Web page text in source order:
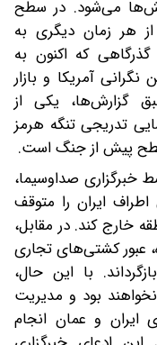
می‌شود. در سطح
هر زمان دیگری به
که اکنون به
آمریکا و بازار
گزارش‌ها، یکی از
تدریجی تنگه هرمز
پیش از جنگ است.
خبرگزاری صداوسیما،
ایران را متوقف
خارج کند. در مقابل،
عبور کشتی‌های تجاری
با این حال،
بود و مدیریت
ایران و عمان انجام